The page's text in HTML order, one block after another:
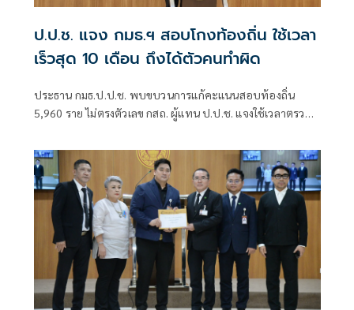
ป.ป.ช. แจง กมธ.ฯ สอบโกงท้องถิ่น ใช้เวลา
เร็วสุด 10 เดือน ถึงได้ตัวคนทำผิด
ประธาน กมธ.ป.ป.ช. พบขบวนการแก้คะแนนสอบท้องถิ่น
5,960 ราย ไม่ตรงตัวเลข กสถ. ผู้แทน ป.ป.ช. แจงใช้เวลาตรวจ
แชตไลน์เชื่อมโยงผู้ต้องหาและเจ้าหน้าที่ มศว พร้อมให้ดูแล
ความปลอดภัย 3 ผู้ต้องหาหวั่นถูกตัดตอน